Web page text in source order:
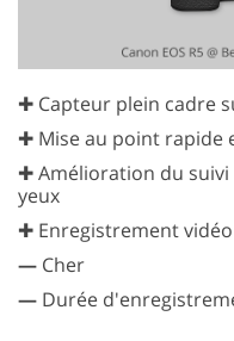
✚ Capteur plein cadre
✚ Mise au point rapide
✚ Amélioration du
yeux
✚ Enregistrement
— Cher
— Durée